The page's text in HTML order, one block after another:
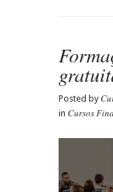
Posted by
in Cursos